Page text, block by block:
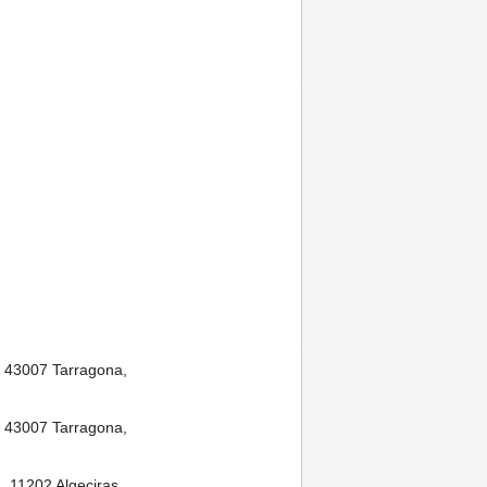
Tarragona,
Tarragona,